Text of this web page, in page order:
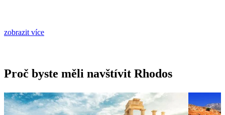
zobrazit více
Proč byste měli navštívit Rhodos